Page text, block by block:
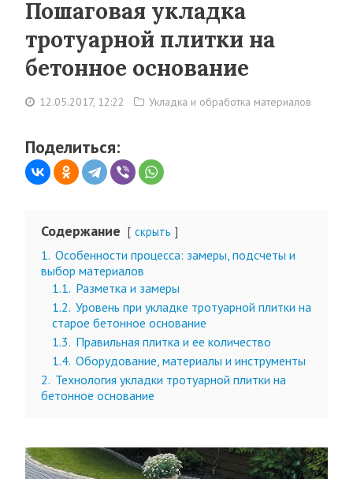
Пошаговая укладка
тротуарной плитки на
бетонное основание
12.05.2017, 12:22 Укладка и обработка материалов
Поделиться:
Содержание скрыть
1. Особенности процесса: замеры, подсчеты и
выбор материалов
1.1. Разметка и замеры
1.2. Уровень при укладке тротуарной плитки на
старое бетонное основание
1.3. Правильная плитка и ее количество
1.4. Оборудование, материалы и инструменты
2. Технология укладки тротуарной плитки на
бетонное основание